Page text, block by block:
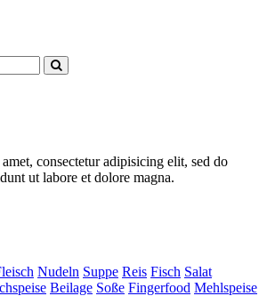
consectetur adipisicing elit, sed do
ut labore et dolore magna.
Nudeln Suppe Reis Fisch Salat
Beilage Soße Fingerfood Mehlspeise